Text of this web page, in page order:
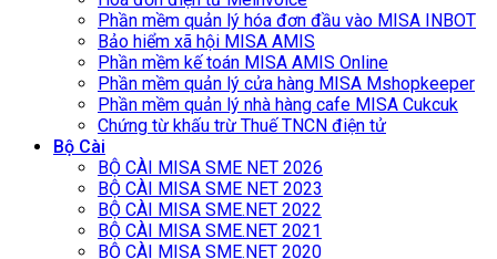
Phần mềm quản lý hóa đơn đầu vào MISA INBOT
Bảo hiểm xã hội MISA AMIS
Phần mềm kế toán MISA AMIS Online
Phần mềm quản lý cửa hàng MISA Mshopkeeper
Phần mềm quản lý nhà hàng cafe MISA Cukcuk
Chứng từ khấu trừ Thuế TNCN điện tử
Bộ Cài
BỘ CÀI MISA SME NET 2026
BỘ CÀI MISA SME NET 2023
BỘ CÀI MISA SME.NET 2022
BỘ CÀI MISA SME.NET 2021
BỘ CÀI MISA SME.NET 2020